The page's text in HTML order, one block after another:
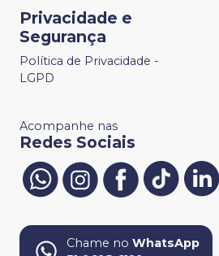
Privacidade e
Segurança
Política de Privacidade -
LGPD
Acompanhe nas
Redes Sociais
Chame no WhatsApp